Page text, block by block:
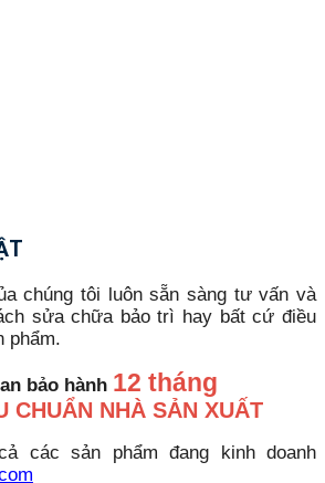
chúng tôi luôn sẵn sàng tư vấn và
sửa chữa bảo trì hay bất cứ điều
phẩm.
bảo hành 12 tháng
CHUẨN NHÀ SẢN XUẤT
các sản phẩm đang kinh doanh